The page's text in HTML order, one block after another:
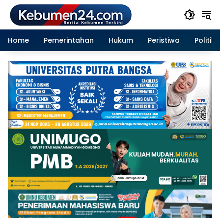
Langsung
konten
Home
Pemerintahan Hukum Peristiwa Politik